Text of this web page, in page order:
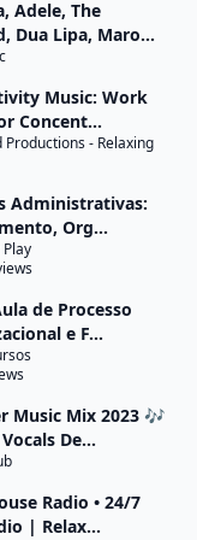
e
feito ou seja
queridas de
empresa em
genérico
menos
a
é orientado a
detalhado
micro orientada
organizar ou
Adele, The
Dua Lipa, Maro...
Music: Work
Concent...
- Relaxing
Administrativas:
Org...
de Processo
e F...
Music Mix 2023 🎶
De...
Radio • 24/7
| Relax...